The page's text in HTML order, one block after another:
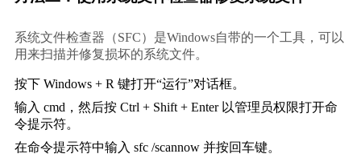
系统文件检查器（SFC）是Windows自带的一个工具，可以
用来扫描并修复损坏的系统文件。
按下 Windows + R 键打开“运行”对话框。
输入 cmd ，然后按 Ctrl + Shift + Enter 以管理员权限打开命
令提示符。
在命令提示符中输入 sfc /scannow 并按回车键。